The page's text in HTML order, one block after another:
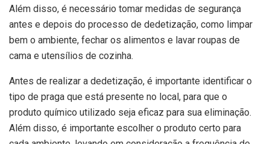
Além disso, é necessário tomar medidas de segurança
antes e depois do processo de dedetização, como limpar
bem o ambiente, fechar os alimentos e lavar roupas de
cama e utensílios de cozinha.
Antes de realizar a dedetização, é importante identificar o
tipo de praga que está presente no local, para que o
produto químico utilizado seja eficaz para sua eliminação.
Além disso, é importante escolher o produto certo para